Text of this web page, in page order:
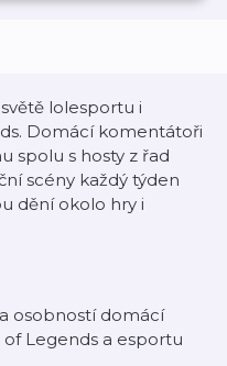
lolesportu i
Domácí komentátoři
spolu s hosty z řad
scény každý týden
dění okolo hry i
osobností domácí
Legends a esportu